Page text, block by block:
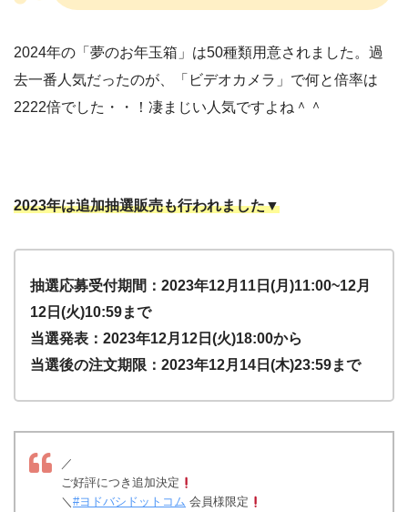
2024年の「夢のお年玉箱」は50種類用意されました。過
去一番人気だったのが、「ビデオカメラ」で何と倍率は
2222倍でした・・！凄まじい人気ですよね＾＾
2023年は追加抽選販売も行われました▼
抽選応募受付期間：2023年12月11日(月)11:00~12月
12日(火)10:59まで
当選発表：2023年12月12日(火)18:00から
当選後の注文期限：2023年12月14日(木)23:59まで
／
ご好評につき追加決定
＼ #ヨドバシドットコム 会員様限定